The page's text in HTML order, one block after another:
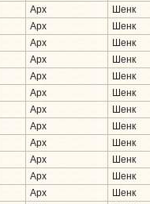
Арх
Шенк
Арх
Шенк
Арх
Шенк
Арх
Шенк
Арх
Шенк
Арх
Шенк
Арх
Шенк
Арх
Шенк
Арх
Шенк
Арх
Шенк
Арх
Шенк
Арх
Шенк